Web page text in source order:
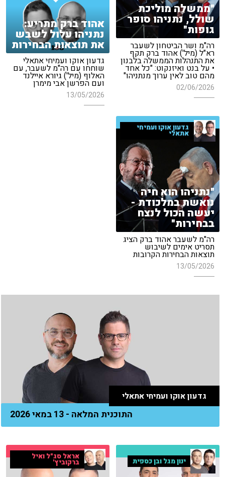
"ממשלה מוליכת
שולל, נתניהו סופר
גופות"
רה"מ ושר הביטחון לשעבר
רא"ל (מיל') אהוד ברק תקף
את התנהלות הממשלה בלבנון
• על בנט ואיזנקוט: "כל אחד
מהם טוב לאין ערוך מנתניהו"
02/06/2026
אהוד ברק מתריע:
נתניהו עלול לשבש
את תוצאות הבחירות
גדעון אוקו ועמיחי אתאלי
שוחחו עם רה"מ לשעבר, עם
האלוף (מיל') גיורא איילנד
ועם הפרשן אבי מימרן
13/05/2026
גדעון אוקו ועמיחי
אתאלי
"נתניהו הוא חיה
נואשת במלכודת -
יעשה הכול לנצח
בבחירות"
רה"מ לשעבר אהוד ברק הציג
תסריט אימים לשיבוש
תוצאות הבחירות הקרובות
13/05/2026
גדעון אוקו ועמיחי אתאלי
התוכנית המלאה - 13 במאי 2026
ינון מגל ובן כספית אראל סג"ל ואיל
ברקוביץ'